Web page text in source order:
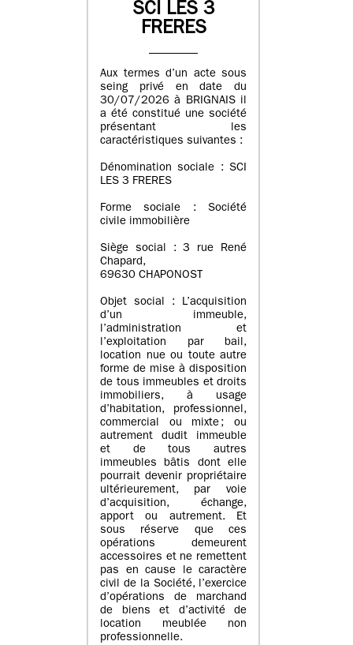
SCI LES 3
FRERES
Aux termes d’un acte sous
seing privé en date du
30/07/2026 à BRIGNAIS il
a été constitué une société
présentant les
caractéristiques suivantes :
Dénomination sociale : SCI
LES 3 FRERES
Forme sociale : Société
civile immobilière
Siège social : 3 rue René
Chapard,
69630 CHAPONOST
Objet social : L’acquisition
d’un immeuble,
l’administration et
l’exploitation par bail,
location nue ou toute autre
forme de mise à disposition
de tous immeubles et droits
immobiliers, à usage
d’habitation, professionnel,
commercial ou mixte ; ou
autrement dudit immeuble
et de tous autres
immeubles bâtis dont elle
pourrait devenir propriétaire
ultérieurement, par voie
d’acquisition, échange,
apport ou autrement. Et
sous réserve que ces
opérations demeurent
accessoires et ne remettent
pas en cause le caractère
civil de la Société, l’exercice
d’opérations de marchand
de biens et d’activité de
location meublée non
professionnelle.